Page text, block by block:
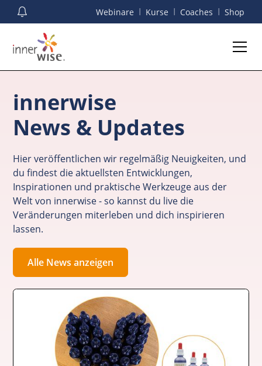
Webinare I Kurse I Coaches I Shop
innerwise
News & Updates
Hier veröffentlichen wir regelmäßig Neuigkeiten, und
du findest die aktuellsten Entwicklungen,
Inspirationen und praktische Werkzeuge aus der
Welt von innerwise - so kannst du live die
Veränderungen miterleben und dich inspirieren
lassen.
Alle News anzeigen